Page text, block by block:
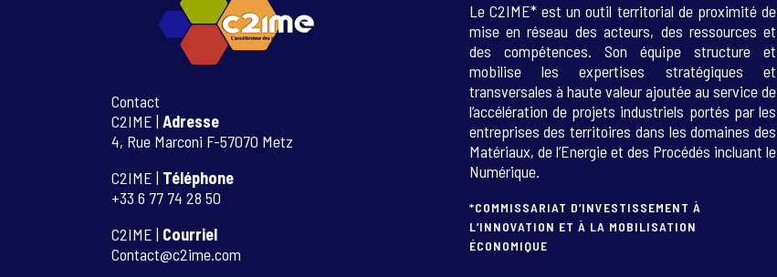
Contact
C2IME | Adresse
4, Rue Marconi F-57070 Metz
C2IME | Téléphone
+33 6 77 74 28 50
C2IME | Courriel
Contact@c2ime.com
Le C2IME* est un outil territorial de proximité de
mise en réseau des acteurs, des ressources et
des compétences. Son équipe structure et
mobilise les expertises stratégiques et
transversales à haute valeur ajoutée au service de
l’accélération de projets industriels portés par les
entreprises des territoires dans les domaines des
Matériaux, de l’Energie et des Procédés incluant le
Numérique.
*COMMISSARIAT D’INVESTISSEMENT À
L’INNOVATION ET À LA MOBILISATION
ÉCONOMIQUE